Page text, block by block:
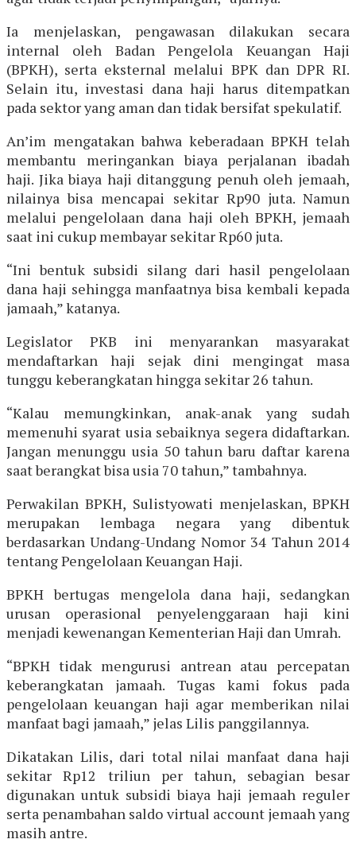
Ia menjelaskan, pengawasan dilakukan secara
internal oleh Badan Pengelola Keuangan Haji
(BPKH), serta eksternal melalui BPK dan DPR RI.
Selain itu, investasi dana haji harus ditempatkan
pada sektor yang aman dan tidak bersifat spekulatif.
An’im mengatakan bahwa keberadaan BPKH telah
membantu meringankan biaya perjalanan ibadah
haji. Jika biaya haji ditanggung penuh oleh jemaah,
nilainya bisa mencapai sekitar Rp90 juta. Namun
melalui pengelolaan dana haji oleh BPKH, jemaah
saat ini cukup membayar sekitar Rp60 juta.
“Ini bentuk subsidi silang dari hasil pengelolaan
dana haji sehingga manfaatnya bisa kembali kepada
jamaah,” katanya.
Legislator PKB ini menyarankan masyarakat
mendaftarkan haji sejak dini mengingat masa
tunggu keberangkatan hingga sekitar 26 tahun.
“Kalau memungkinkan, anak-anak yang sudah
memenuhi syarat usia sebaiknya segera didaftarkan.
Jangan menunggu usia 50 tahun baru daftar karena
saat berangkat bisa usia 70 tahun,” tambahnya.
Perwakilan BPKH, Sulistyowati menjelaskan, BPKH
merupakan lembaga negara yang dibentuk
berdasarkan Undang-Undang Nomor 34 Tahun 2014
tentang Pengelolaan Keuangan Haji.
BPKH bertugas mengelola dana haji, sedangkan
urusan operasional penyelenggaraan haji kini
menjadi kewenangan Kementerian Haji dan Umrah.
“BPKH tidak mengurusi antrean atau percepatan
keberangkatan jamaah. Tugas kami fokus pada
pengelolaan keuangan haji agar memberikan nilai
manfaat bagi jamaah,” jelas Lilis panggilannya.
Dikatakan Lilis, dari total nilai manfaat dana haji
sekitar Rp12 triliun per tahun, sebagian besar
digunakan untuk subsidi biaya haji jemaah reguler
serta penambahan saldo virtual account jemaah yang
masih antre.